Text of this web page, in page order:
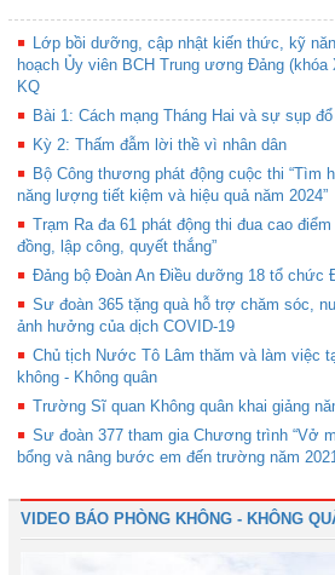
Lớp bồi dưỡng, cập nhật kiến thức, kỹ
hoạch Ủy viên BCH Trung ương Đảng
KQ
Bài 1: Cách mạng Tháng Hai và sự sụp
Kỳ 2: Thấm đẫm lời thề vì nhân dân
Bộ Công thương phát động cuộc thi “Tìm
năng lượng tiết kiệm và hiệu quả năm 2024”
Trạm Ra đa 61 phát động thi đua cao
đồng, lập công, quyết thắng”
Đảng bộ Đoàn An Điều dưỡng 18 tổ chức
Sư đoàn 365 tặng quà hỗ trợ chăm sóc,
ảnh hưởng của dịch COVID-19
Chủ tịch Nước Tô Lâm thăm và làm việc
không - Không quân
Trường Sĩ quan Không quân khai giảng
Sư đoàn 377 tham gia Chương trình “Vở
bổng và nâng bước em đến trường năm
VIDEO BÁO PHÒNG KHÔNG - KHÔNG